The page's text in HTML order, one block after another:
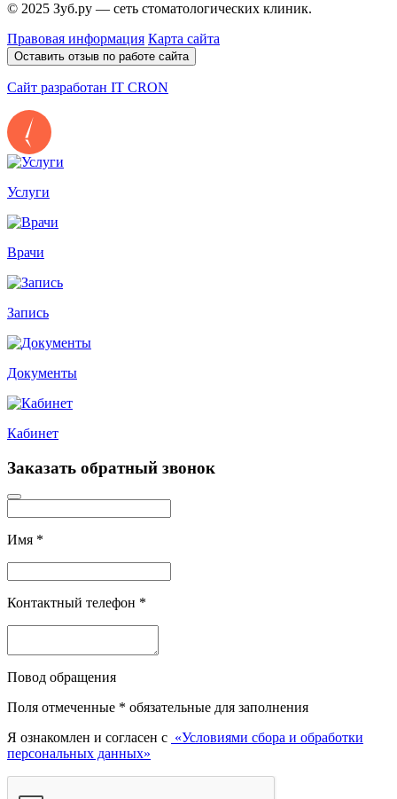
© 2025 Зуб.ру — сеть стоматологических клиник.
Правовая информация Карта сайта
Оставить отзыв по работе сайта
Сайт разработан IT CRON
Услуги
Врачи
Запись
Документы
Кабинет
Заказать обратный звонок
Имя *
Контактный телефон *
Повод обращения
Поля отмеченные * обязательные для заполнения
Я ознакомлен и согласен с «Условиями сбора и обработки
персональных данных»